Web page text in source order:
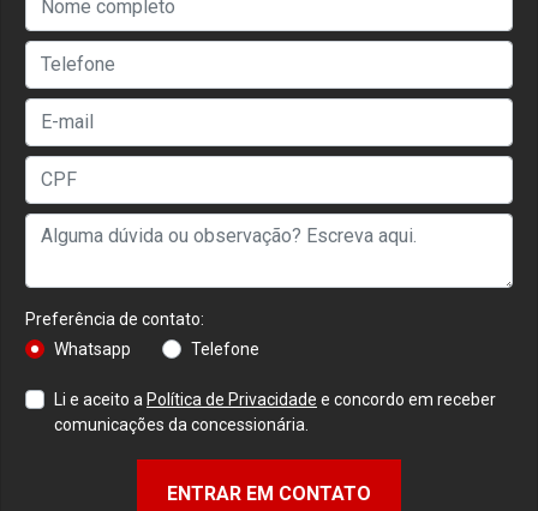
Preferência de contato:
Whatsapp
Telefone
Li e aceito a Política de Privacidade e concordo em receber
comunicações da concessionária.
ENTRAR EM CONTATO